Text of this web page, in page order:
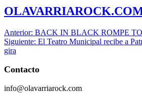
Navegación
de
Anterior: BACK IN BLACK ROMPE
Siguiente: El Teatro Municipal recibe a
gira
Contacto
info@olavarriarock.com